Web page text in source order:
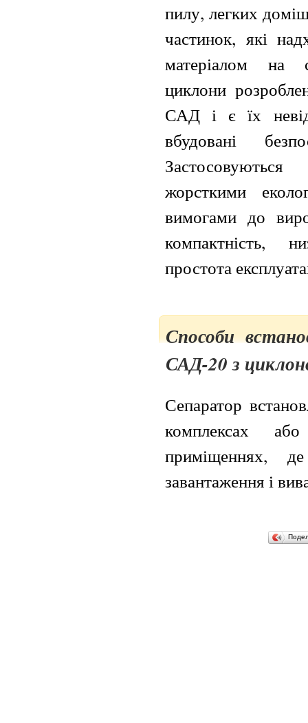
пилу, легких
частинок, які
матеріалом на
циклони
САД і є їх
вбудовані
жорсткими
вимогами до
компактність,
простота
Способи
САД-20 з
Сепаратор
комплексах
приміщеннях,
завантаження і